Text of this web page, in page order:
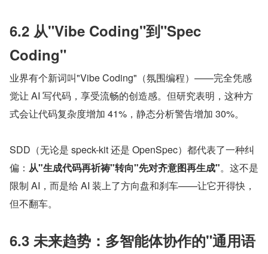
6.2 从"Vibe Coding"到"Spec
Coding"
业界有个新词叫"Vibe Coding"（氛围编程）——完全凭感
觉让 AI 写代码，享受流畅的创造感。但研究表明，这种方
式会让代码复杂度增加 41%，静态分析警告增加 30%。
SDD（无论是 speck-kit 还是 OpenSpec）都代表了一种纠
偏： 从"生成代码再祈祷"转向"先对齐意图再生成"。这不是
限制 AI，而是给 AI 装上了方向盘和刹车——让它开得快，
但不翻车。
6.3 未来趋势：多智能体协作的"通用语